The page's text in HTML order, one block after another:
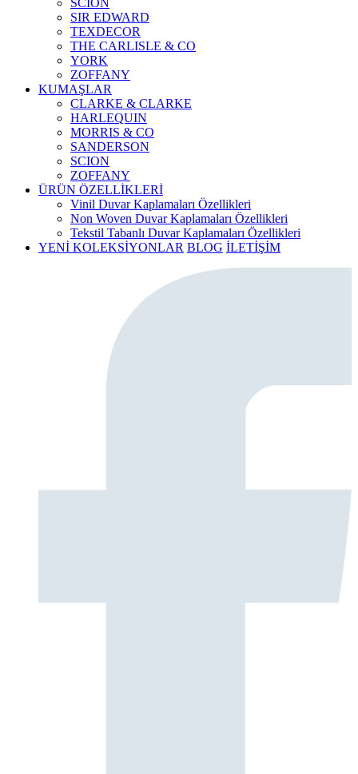
SIR EDWARD
TEXDECOR
THE CARLISLE & CO
YORK
ZOFFANY
KUMAŞLAR
CLARKE & CLARKE
HARLEQUIN
MORRIS & CO
SANDERSON
SCION
ZOFFANY
ÜRÜN ÖZELLİKLERİ
Vinil Duvar Kaplamaları Özellikleri
Non Woven Duvar Kaplamaları Özellikleri
Tekstil Tabanlı Duvar Kaplamaları Özellikleri
YENİ KOLEKSİYONLAR BLOG İLETİŞİM